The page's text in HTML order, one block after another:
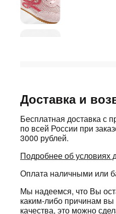
Доставка и
Бесплатная доставка с
по всей России при
3000 рублей.
Подробнее об условиях
Оплата наличными или
Мы надеемся, что Вы
каким-либо причинам
качества, это можно